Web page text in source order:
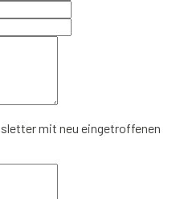
mit neu eingetroffenen